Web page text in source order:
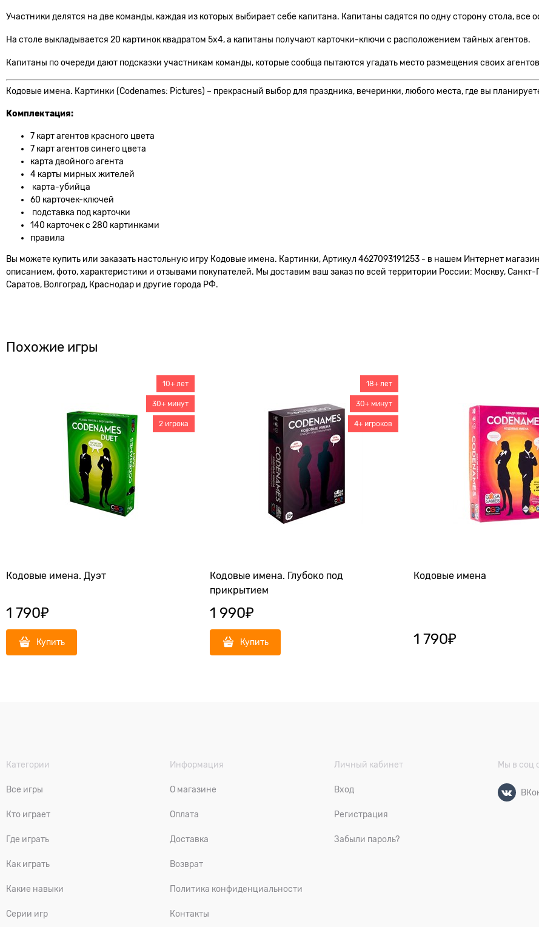
Участники делятся на две команды, каждая из которых выбирает себе капитана. Капитаны садятся по одну сторону стола, все
На столе выкладывается 20 картинок квадратом 5х4, а капитаны получают карточки-ключи с расположением тайных агентов.
Капитаны по очереди дают подсказки участникам команды, которые сообща пытаются угадать место размещения своих
Кодовые имена. Картинки (Codenames: Pictures) – прекрасный выбор для праздника, вечеринки, любого места, где вы
Комплектация:
7 карт агентов красного цвета
7 карт агентов синего цвета
карта двойного агента
4 карты мирных жителей
карта-убийца
60 карточек-ключей
подставка под карточки
140 карточек с 280 картинками
правила
Вы можете купить или заказать настольную игру Кодовые имена. Картинки, Артикул 4627093191253 - в нашем Интернет
описанием, фото, характеристики и отзывами покупателей. Мы доставим ваш заказ по всей территории России: Москву,
Саратов, Волгоград, Краснодар и другие города РФ.
Похожие игры
Кодовые имена. Дуэт
10+ лет
30+ минут
2 игрока
1 790₽
Купить
Кодовые имена. Глубоко под
прикрытием
18+ лет
30+ минут
4+ игроков
1 990₽
Купить
Кодовые имена
1 790₽
Категории
Все игры
Кто играет
Где играть
Как играть
Какие навыки
Серии игр
Информация
О магазине
Оплата
Доставка
Возврат
Политика конфиденциальности
Контакты
Личный кабинет
Вход
Регистрация
Забыли пароль?
Мы в соц